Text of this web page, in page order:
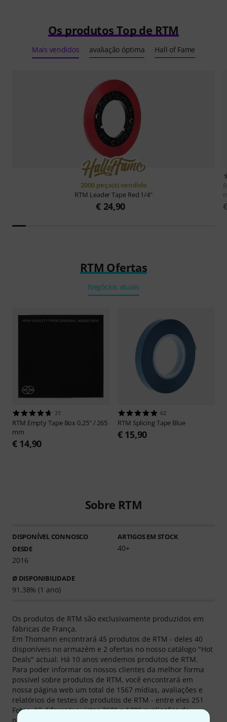
Os produtos Top de RTM
Mais vendidos avaliação óptima Hall of Fame
2000 peça(s) vendido
RTM Leader Tape Red 1/4"
€ 24,90
RTM Ofertas
Negócios atuais
21
RTM Empty Tape Box 0.25" / 265
mm
€ 14,90
62
RTM Splicing Tape Blue
€ 15,90
Sobre RTM
DISPONÍVEL CONNOSCO
DESDE
2016
ARTIGOS EM STOCK
40+
Ø DISPONIBILIDADE
91.38% (1 ano)
Os produtos de RTM são exclusivamente produzidos em
fábricas de França.
Em Thomann encontrará 45 produtos de RTM - deles 40
disponíveis no armazém e 2 ofertas no nosso catálogo "Hot
Deals" actual. Há 10 anos vendemos produtos de RTM.
Para poder informar os nossos clientes da melhor forma
possível sobre produtos de RTM, você encontrará em
nossa página web um total de 1567 mídias, avaliações e
relatórios de testes de produtos de RTM - entre eles 251
Fotos, 10 diferentes vistas 360° e 1306 avaliações de